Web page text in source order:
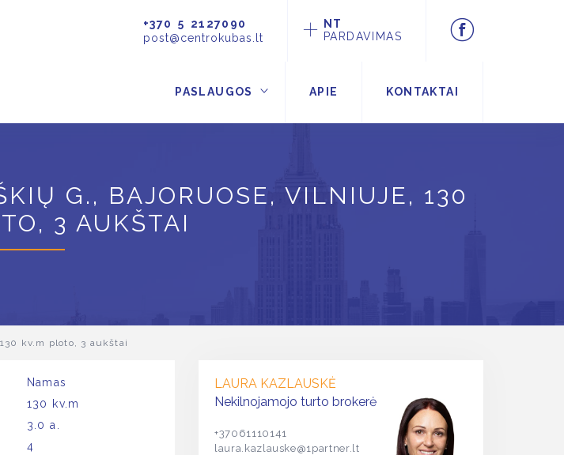
+370 5 2127090
post@centrokubas.lt
NT
PARDAVIMAS
PASLAUGOS APIE KONTAKTAI
G., BAJORUOSE, VILNIUJE, 130
3 AUKŠTAI
kv.m ploto, 3 aukštai
Namas
130 kv.m
3.0 a.
4
LAURA KAZLAUSKĖ
Nekilnojamojo turto brokerė
+37061110141
laura.kazlauske@1partner.lt